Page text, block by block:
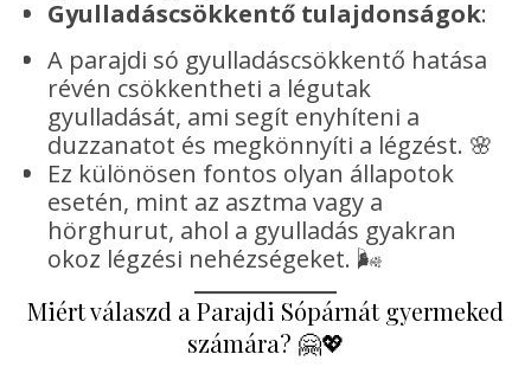
Gyulladáscsökkentő tulajdonságok:
A parajdi só gyulladáscsökkentő hatása
révén csökkentheti a légutak
gyulladását, ami segít enyhíteni a
duzzanatot és megkönnyíti a légzést. 🌸
Ez különösen fontos olyan állapotok
esetén, mint az asztma vagy a
hörghurut, ahol a gyulladás gyakran
okoz légzési nehézségeket. 🌬️
Miért válaszd a Parajdi Sópárnát gyermeked
számára? 🤗💖